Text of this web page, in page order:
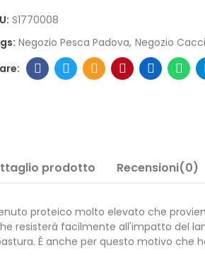
S1770008
Negozio Pesca Padova Negozio
prodotto Recensioni(0)
proteico molto elevato che
resisterà facilmente all'impatto del
È anche per questo motivo che